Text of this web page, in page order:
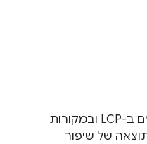
החודש ראינו שיפורים טובים ב-LCP ובמקורות
של שיפור